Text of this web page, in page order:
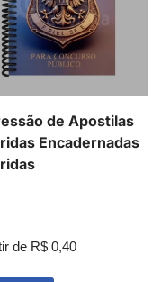
de Apostilas
Encadernadas
de R$ 0,40